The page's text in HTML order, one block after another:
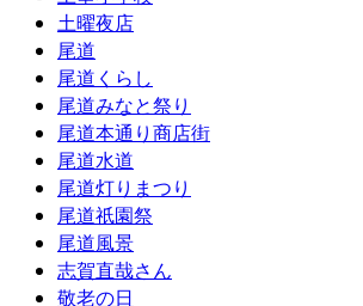
土曜夜店
尾道
尾道くらし
尾道みなと祭り
尾道本通り商店街
尾道水道
尾道灯りまつり
尾道祇園祭
尾道風景
志賀直哉さん
敬老の日